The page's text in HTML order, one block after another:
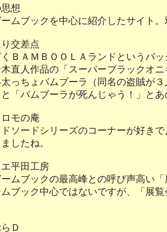
想
ムブックを中心に紹介したサイト
交差点
ＢＡＭＢＯＯＬＡランドというパ
木直人作品の「スーパーブラックオ
っちょバムブーラ（同名の盗賊が
「バムブーラが死んじゃう！」と
モの庵
ソードシリーズのコーナーが好き
したね。
平田工房
ムブックの最高峰との呼び声高い
ブック中心ではないですが、「展
Ｄ